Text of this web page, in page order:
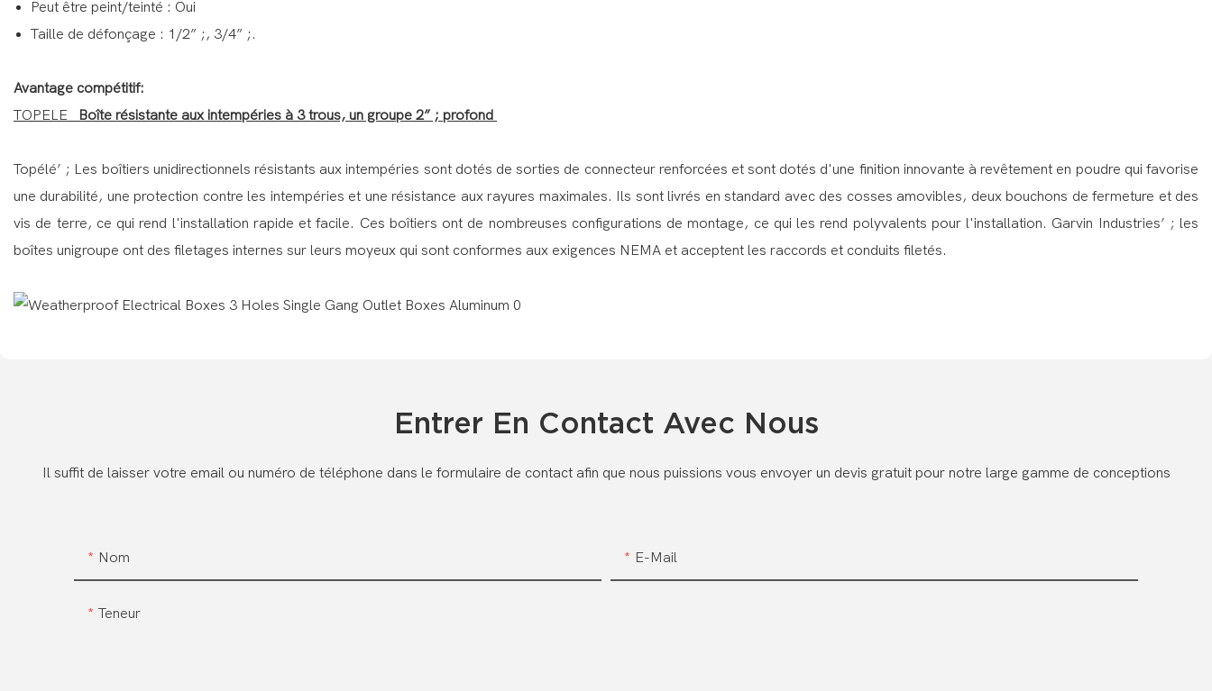
Peut être peint/teinté : Oui
Taille de défonçage : 1/2” ;, 3/4” ;.
Avantage compétitif:
TOPELE
Boîte résistante aux intempéries à 3 trous, un groupe 2” ; profond
Topélé’ ; Les boîtiers unidirectionnels résistants aux intempéries sont dotés de sorties de connecteur renforcées et sont dotés d'une finition innovante à revêtement en poudre qui favorise
une durabilité, une protection contre les intempéries et une résistance aux rayures maximales. Ils sont livrés en standard avec des cosses amovibles, deux bouchons de fermeture et des
vis de terre, ce qui rend l'installation rapide et facile. Ces boîtiers ont de nombreuses configurations de montage, ce qui les rend polyvalents pour l'installation. Garvin Industries’ ; les
boîtes unigroupe ont des filetages internes sur leurs moyeux qui sont conformes aux exigences NEMA et acceptent les raccords et conduits filetés.
Entrer En Contact Avec Nous
Il suffit de laisser votre email ou numéro de téléphone dans le formulaire de contact afin que nous puissions vous envoyer un devis gratuit pour notre large gamme de conceptions
Nom E-Mail
Teneur